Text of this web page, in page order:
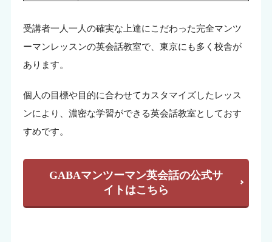
受講者一人一人の確実な上達にこだわった完全マンツ
ーマンレッスンの英会話教室で、東京にも多く校舎が
あります。
個人の目標や目的に合わせてカスタマイズしたレッス
ンにより、濃密な学習ができる英会話教室としておす
すめです。
GABAマンツーマン英会話の公式サ
イトはこちら